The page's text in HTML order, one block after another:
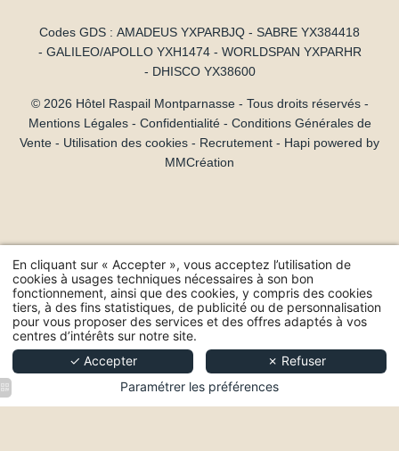
Codes GDS : AMADEUS YXPARBJQ - SABRE YX384418
- GALILEO/APOLLO YXH1474 - WORLDSPAN YXPARHR
- DHISCO YX38600
© 2026 Hôtel Raspail Montparnasse - Tous droits réservés -
Mentions Légales- Confidentialité- Conditions Générales de
Vente - Utilisation des cookies - Recrutement - Hapi powered by
MMCréation
Hôtel Raspail Montparnasse - 203 boulevard Raspail, 75014 Paris
+33 1 43 20 62 86-contact@hotelraspail.com
En cliquant sur « Accepter », vous acceptez l’utilisation de
cookies à usages techniques nécessaires à son bon
fonctionnement, ainsi que des cookies, y compris des cookies
tiers, à des fins statistiques, de publicité ou de personnalisation
pour vous proposer des services et des offres adaptés à vos
centres d’intérêts sur notre site.
✓ Accepter
✗ Refuser
Paramétrer les préférences